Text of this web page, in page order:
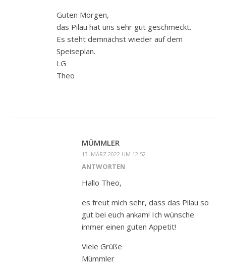
Guten Morgen,
das Pilau hat uns sehr gut geschmeckt.
Es steht demnächst wieder auf dem
Speiseplan.
LG
Theo
MÜMMLER
13. MÄRZ 2022 UM 12:52
ANTWORTEN
Hallo Theo,
es freut mich sehr, dass das Pilau so
gut bei euch ankam! Ich wünsche
immer einen guten Appetit!
Viele Grüße
Mümmler